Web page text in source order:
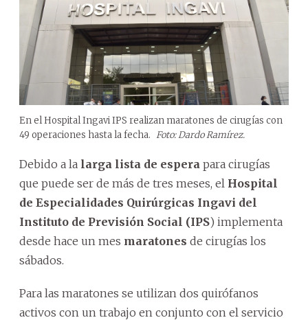
En el Hospital Ingavi IPS realizan maratones de cirugías con
49 operaciones hasta la fecha. Foto: Dardo Ramírez.
Debido a la larga lista de espera para cirugías
que puede ser de más de tres meses, el Hospital
de Especialidades Quirúrgicas Ingavi del
Instituto de Previsión Social (IPS) implementa
desde hace un mes maratones de cirugías los
sábados.
Para las maratones se utilizan dos quirófanos
activos con un trabajo en conjunto con el servicio